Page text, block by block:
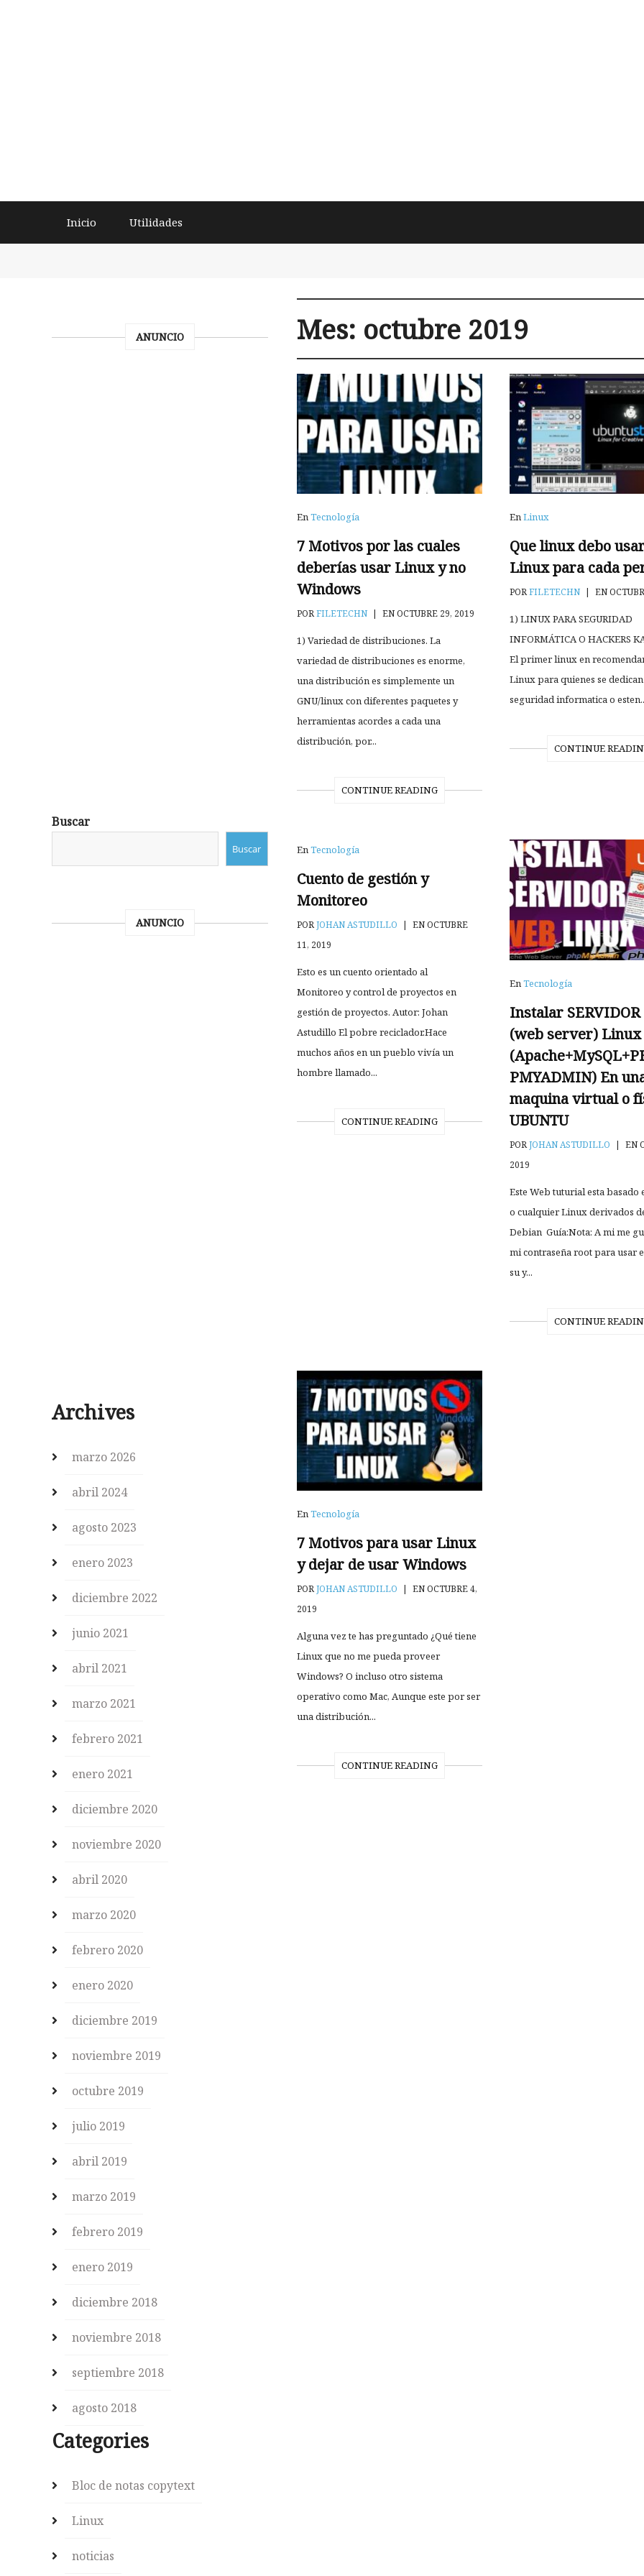
Inicio Utilidades
Mes: octubre 2019
EnTecnología
7 Motivos por las cuales
deberías usar Linux y no
Windows
PORFILETECHN | EN OCTUBRE 29, 2019
1) Variedad de distribuciones. La
variedad de distribuciones es enorme,
una distribución es simplemente un
GNU/linux con diferentes paquetes y
herramientas acordes a cada una
distribución, por...
CONTINUE READING
EnLinux
Que linux debo
Linux para cada
PORFILETECHN | EN
1) LINUX PARA SEGURIDAD
INFORMÁTICA O HACKERS
El primer linux en
Linux para quienes se
seguridad informatica o
CONTINUE
EnTecnología
Cuento de gestión y
Monitoreo
PORJOHAN ASTUDILLO | EN OCTUBRE
11, 2019
Esto es un cuento orientado al
Monitoreo y control de proyectos en
gestión de proyectos. Autor: Johan
Astudillo El pobre reciclador.Hace
muchos años en un pueblo vivía un
hombre llamado...
CONTINUE READING
En Tecnología
Instalar
(web server) Linux
PMYADMIN) En
maquina virtual o
UBUNTU
PORJOHAN ASTUDILLO | EN
2019
Este Web tuturial esta basado
o cualquier Linux derivados
Debian Guía:Nota: A mi me
mi contraseña root para usar
su y...
CONTINUE
EnTecnología
7 Motivos para usar Linux
y dejar de usar Windows
PORJOHAN ASTUDILLO | EN OCTUBRE 4,
2019
Alguna vez te has preguntado ¿Qué tiene
Linux que no me pueda proveer
Windows? O incluso otro sistema
operativo como Mac, Aunque este por ser
una distribución...
CONTINUE READING
ANUNCIO
Buscar
Buscar
ANUNCIO
Archives
marzo 2026
abril 2024
agosto 2023
enero 2023
diciembre 2022
junio 2021
abril 2021
marzo 2021
febrero 2021
enero 2021
diciembre 2020
noviembre 2020
abril 2020
marzo 2020
febrero 2020
enero 2020
diciembre 2019
noviembre 2019
octubre 2019
julio 2019
abril 2019
marzo 2019
febrero 2019
enero 2019
diciembre 2018
noviembre 2018
septiembre 2018
agosto 2018
Categories
Bloc de notas copytext
Linux
noticias